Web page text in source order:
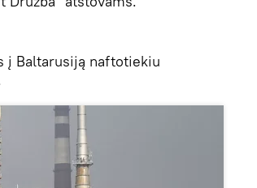
į Baltarusiją naftotiekiu